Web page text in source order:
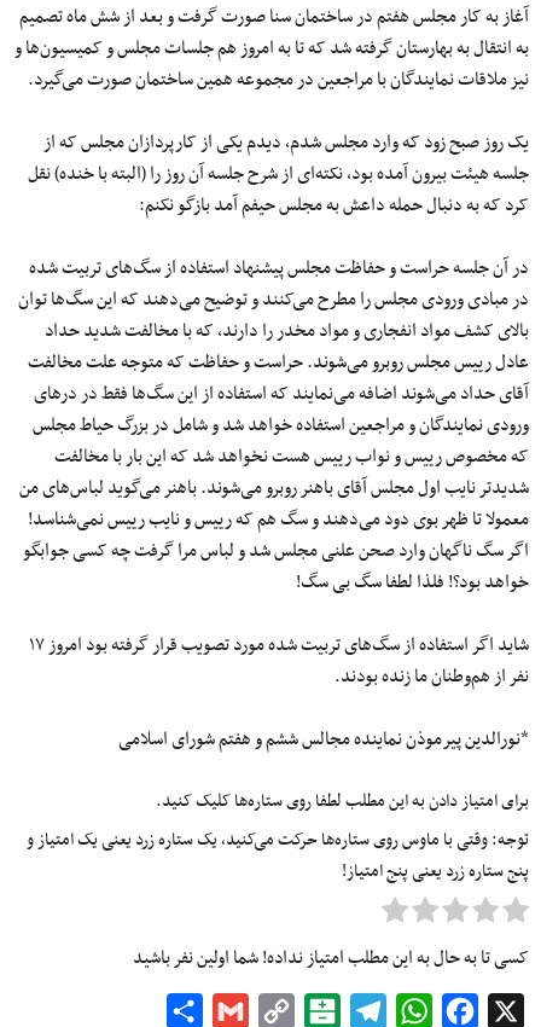
آغاز به کار مجلس هفتم در ساختمان سنا صورت گرفت و بعد از شش ماه تصمیم
به انتقال به بهارستان گرفته شد که تا به امروز هم جلسات مجلس و کمیسیون‌ها و
نیز ملاقات نمایندگان با مراجعین در مجموعه همین ساختمان صورت می‌گیرد.
یک روز صبح زود که وارد مجلس شدم، دیدم یکی از کارپردازان مجلس که از
جلسه هیئت بیرون آمده بود، نکته‌اى از شرح جلسه آن روز را (البته با خنده) نقل
کرد که به دنبال حمله داعش به مجلس حیفم آمد بازگو نکنم:
در آن جلسه حراست و حفاظت مجلس پیشنهاد استفاده از سگ‌هاى تربیت شده
در مبادى ورودى مجلس را مطرح می‌کنند و توضیح می‌دهند که این سگ‌ها توان
بالاى کشف مواد انفجارى و مواد مخدر را دارند، که با مخالفت شدید حداد
عادل رییس مجلس روبرو می‌شوند. حراست و حفاظت که متوجه علت مخالفت
آقای حداد می‌شوند اضافه می‌نمایند که استفاده از این سگ‌ها فقط در درهای
ورودی نمایندگان و مراجعین استفاده خواهد شد و شامل در بزرگ حیاط مجلس
که مخصوص رییس و نواب رییس هست نخواهد شد که این بار با مخالفت
شدیدتر نایب اول مجلس آقای باهنر روبرو می‌شوند. باهنر می‌گوید لباس‌هاى من
معمولا تا ظهر بوى دود می‌دهند و سگ هم که رییس و نایب رییس نمی‌شناسد!
اگر سگ ناگهان وارد صحن علنی مجلس شد و لباس مرا گرفت چه کسی جوابگو
خواهد بود؟! فلذا لطفا سگ بی سگ!
شاید اگر استفاده از سگ‌های تربیت شده مورد تصویب قرار گرفته بود امروز ١٧
نفر از هم‌وطنان ما زنده بودند.
*نورالدین پیرموذن نماینده مجالس ششم و هفتم شورای اسلامی
برای امتیاز دادن به این مطلب لطفا روی ستاره‌ها کلیک کنید.
توجه: وقتی با ماوس روی ستاره‌ها حرکت می‌کنید، یک ستاره زرد یعنی یک امتیاز و
پنج ستاره زرد یعنی پنج امتیاز!
کسی تا به حال به این مطلب امتیاز نداده! شما اولین نفر باشید
Facebook
WhatsApp
Telegram
Balatarin
Copy
Gmail